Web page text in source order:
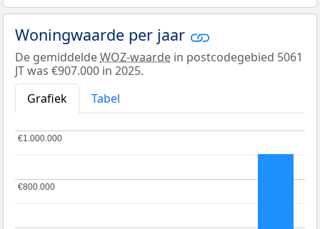
Woningwaarde per jaar
De gemiddeldeWOZ-waarde in postcodegebied 5061
JT was €907.000 in 2025.
Grafiek
Tabel
€800.000
€800.000
€1.000.000
€1.000.000